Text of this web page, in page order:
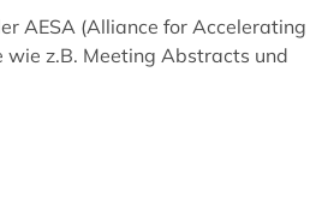
AESA (Alliance for Accelerating
wie z.B. Meeting Abstracts und